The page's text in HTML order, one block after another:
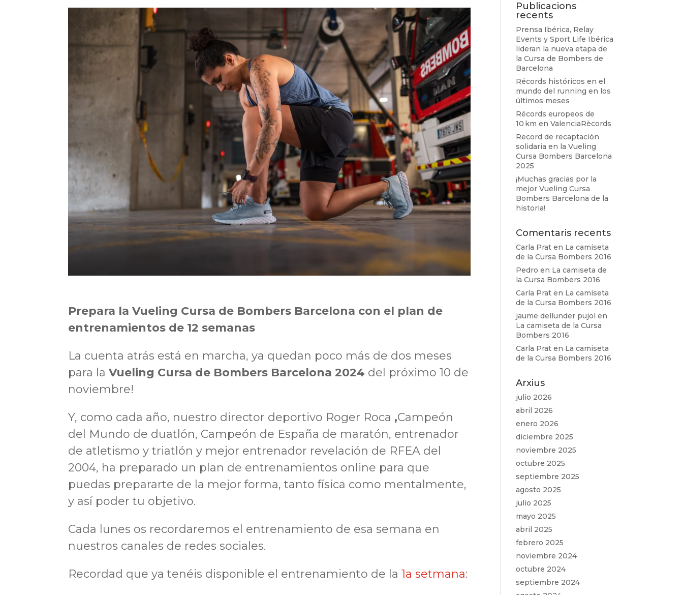
Prepara la Vueling Cursa de Bombers Barcelona con el plan de
entrenamientos de 12 semanas
La cuenta atrás está en marcha, ya quedan poco más de dos meses
para laVueling Cursa de Bombers Barcelona 2024 del próximo 10 de
noviembre!
Y, como cada año, nuestro director deportivo Roger Roca ,Campeón
del Mundo de duatlón, Campeón de España de maratón, entrenador
de atletismo y triatlón y mejor entrenador revelación de RFEA del
2004, ha preparado un plan de entrenamientos online para que
puedas prepararte de la mejor forma, tanto física como mentalmente,
y así poder tu objetivo.
Cada lunes os recordaremos el entrenamiento de esa semana en
nuestros canales de redes sociales.
Recordad que ya tenéis disponible el entrenamiento de la1a setmana:
Publicacions
recents
Prensa Ibérica, Relay
Events y Sport Life Ibérica
lideran la nueva etapa de
la Cursa de Bombers de
Barcelona
Récords históricos en el
mundo del running en los
últimos meses
Récords europeos de
10 km en ValenciaRècords
Record de recaptación
solidaria en la Vueling
Cursa Bombers Barcelona
2025
¡Muchas gracias por la
mejor Vueling Cursa
Bombers Barcelona de la
historia!
Comentaris recents
Carla Prat en La camiseta
de la Cursa Bombers 2016
Pedro en La camiseta de
la Cursa Bombers 2016
Carla Prat en La camiseta
de la Cursa Bombers 2016
jaume dellunder pujol en
La camiseta de la Cursa
Bombers 2016
Carla Prat en La camiseta
de la Cursa Bombers 2016
Arxius
julio 2026
abril 2026
enero 2026
diciembre 2025
noviembre 2025
octubre 2025
septiembre 2025
agosto 2025
julio 2025
mayo 2025
abril 2025
febrero 2025
noviembre 2024
octubre 2024
septiembre 2024